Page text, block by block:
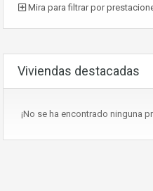
Mira para filtrar por
Viviendas destacadas
¡No se ha encontrado ninguna